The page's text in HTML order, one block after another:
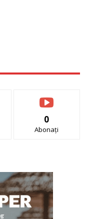
0
Abonați